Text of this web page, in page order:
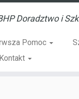
Doradztwo i
Pomoc
Kontakt